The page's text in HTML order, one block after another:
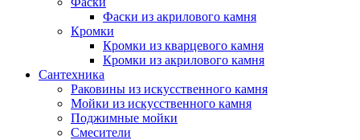
Фаски из акрилового камня
Кромки
Кромки из кварцевого камня
Кромки из акрилового камня
Сантехника
Раковины из искусственного камня
Мойки из искусственного камня
Поджимные мойки
Смесители